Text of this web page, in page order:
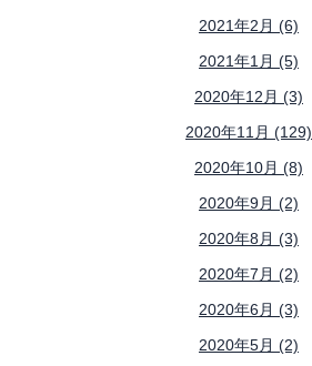
2021年2月 (6)
2021年1月 (5)
2020年12月 (3)
2020年11月 (129)
2020年10月 (8)
2020年9月 (2)
2020年8月 (3)
2020年7月 (2)
2020年6月 (3)
2020年5月 (2)